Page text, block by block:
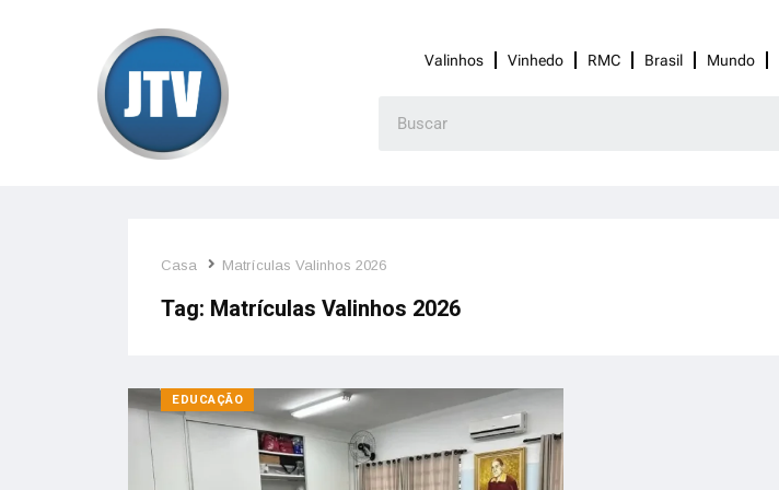
Valinhos Vinhedo RMC Brasil Mundo
Casa Matrículas Valinhos 2026
Tag: Matrículas Valinhos 2026
EDUCAÇÃO